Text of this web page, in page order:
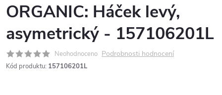
ORGANIC: Háček levý,
asymetrický - 157106201L
Neohodnoceno Podrobnosti hodnocení
Kód produktu: 157106201L